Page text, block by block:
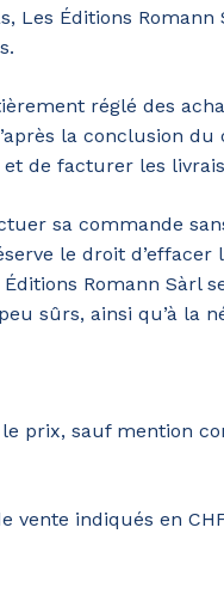
Les Éditions
réglé des
la conclusion du
de facturer les
sa commande
le droit
Romann Sàrl
sûrs, ainsi qu’à la
prix, sauf mention
indiqués en